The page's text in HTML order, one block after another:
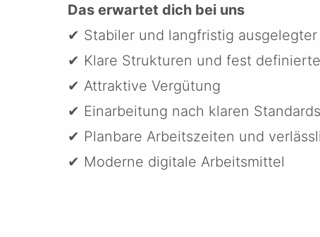
Das erwartet dich bei uns
✔ Stabiler und langfristig
✔ Klare Strukturen und fest
✔ Attraktive Vergütung
✔ Einarbeitung nach klaren Standards
✔ Planbare Arbeitszeiten und
✔ Moderne digitale Arbeitsmittel